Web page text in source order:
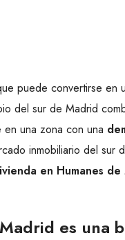
puede convertirse en
del sur de Madrid
una zona con una
inmobiliario del sur
en Humanes
es una